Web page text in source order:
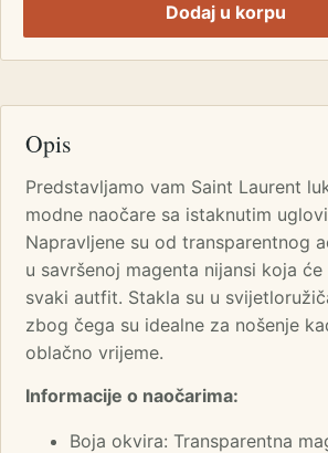
Dodaj u korpu
Opis
Predstavljamo vam Saint Laurent
modne naočare sa istaknutim
Napravljene su od transparentnog
u savršenoj magenta nijansi koja
svaki autfit. Stakla su u
zbog čega su idealne za nošenje
oblačno vrijeme.
Informacije o naočarima:
Boja okvira: Transparentna